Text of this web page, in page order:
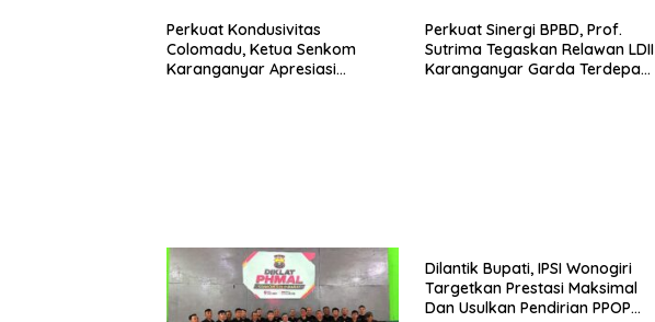
Perkuat Kondusivitas
Colomadu, Ketua Senkom
Karanganyar Apresiasi
Perkuat Sinergi BPBD, Prof.
Sutrima Tegaskan Relawan LDII
Karanganyar Garda Terdepan
Dilantik Bupati, IPSI Wonogiri
Targetkan Prestasi Maksimal
Dan Usulkan Pendirian PPOP